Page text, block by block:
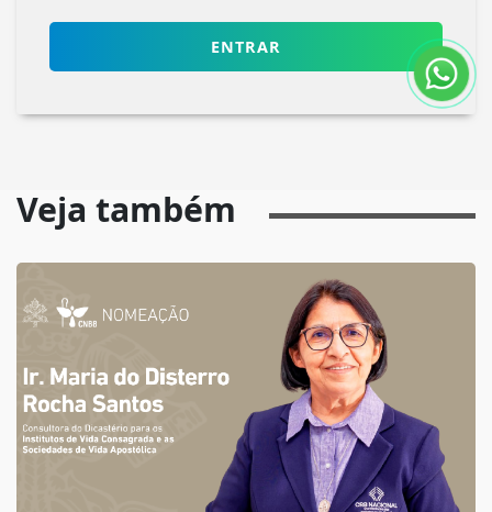
ENTRAR
Veja também